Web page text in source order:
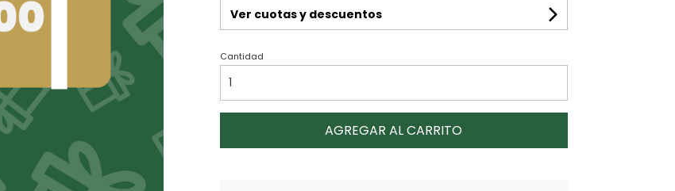
Ver cuotas y descuentos
Cantidad
AGREGAR AL CARRITO